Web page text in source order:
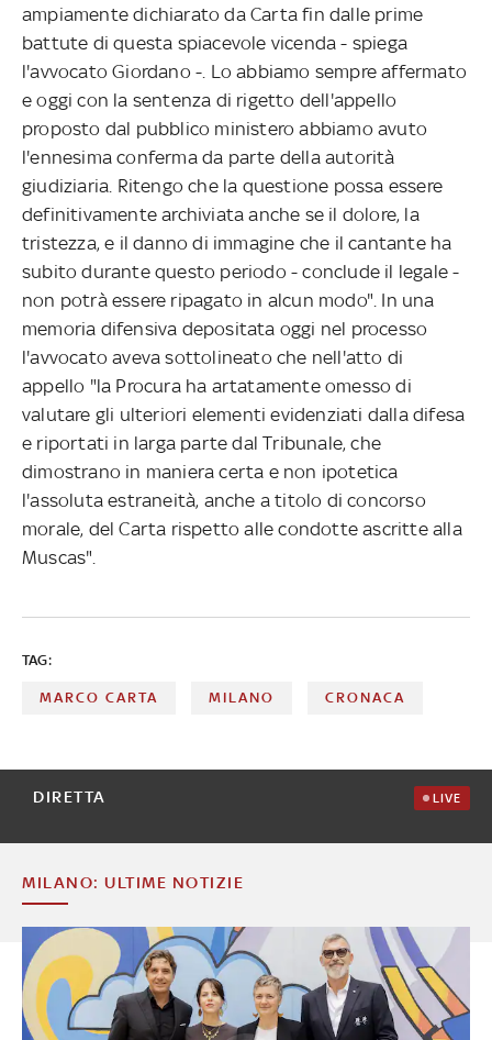
ampiamente dichiarato da Carta fin dalle prime
battute di questa spiacevole vicenda - spiega
l'avvocato Giordano -. Lo abbiamo sempre affermato
e oggi con la sentenza di rigetto dell'appello
proposto dal pubblico ministero abbiamo avuto
l'ennesima conferma da parte della autorità
giudiziaria. Ritengo che la questione possa essere
definitivamente archiviata anche se il dolore, la
tristezza, e il danno di immagine che il cantante ha
subito durante questo periodo - conclude il legale -
non potrà essere ripagato in alcun modo". In una
memoria difensiva depositata oggi nel processo
l'avvocato aveva sottolineato che nell'atto di
appello "la Procura ha artatamente omesso di
valutare gli ulteriori elementi evidenziati dalla difesa
e riportati in larga parte dal Tribunale, che
dimostrano in maniera certa e non ipotetica
l'assoluta estraneità, anche a titolo di concorso
morale, del Carta rispetto alle condotte ascritte alla
Muscas".
TAG:
MARCO CARTA MILANO CRONACA
DIRETTA LIVE
MILANO: ULTIME NOTIZIE